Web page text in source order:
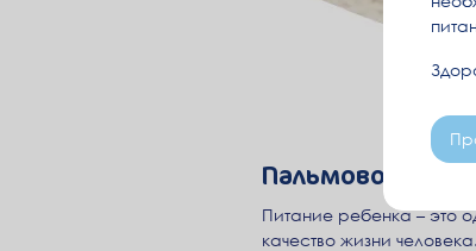
Пальмовое
Питание ребенка – это
качество жизни